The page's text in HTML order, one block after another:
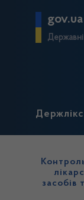
gov.ua
засобів